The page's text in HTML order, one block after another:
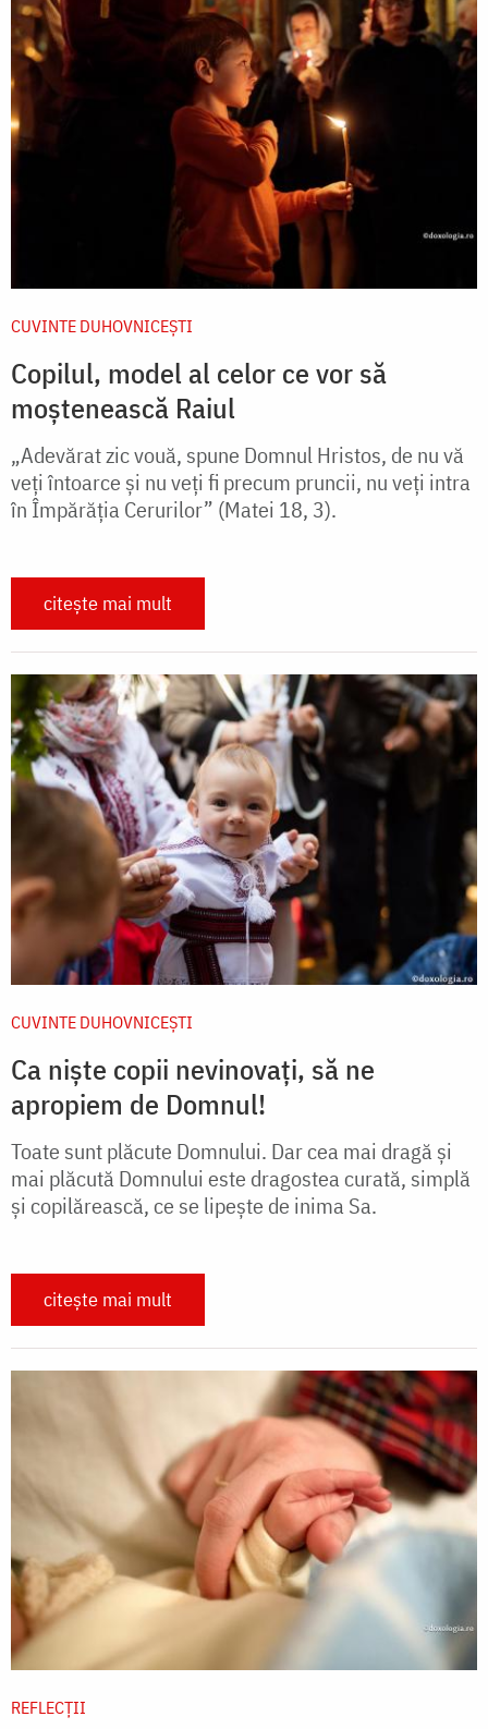
CUVINTE DUHOVNICEȘTI
Copilul, model al celor ce vor să
moștenească Raiul
„Adevărat zic vouă, spune Domnul Hristos, de nu vă
veți întoarce și nu veți fi precum pruncii, nu veți intra
în Împărăția Cerurilor” (Matei 18, 3).
citește mai mult
CUVINTE DUHOVNICEȘTI
Ca niște copii nevinovați, să ne
apropiem de Domnul!
Toate sunt plăcute Domnului. Dar cea mai dragă și
mai plăcută Domnului este dragostea curată, simplă
și copilărească, ce se lipește de inima Sa.
citește mai mult
REFLECȚII